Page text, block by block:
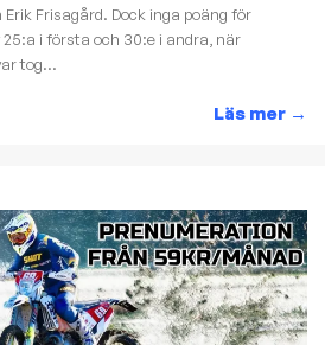
Frisagård. Dock inga poäng för
i första och 30:e i andra, när
tog...
Läs mer →